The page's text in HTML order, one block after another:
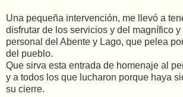
Una pequeña intervención, me llevó a
disfrutar de los servicios y del magnífico
personal del Abente y Lago, que pelea
del pueblo.
Que sirva esta entrada de homenaje al
y a todos los que lucharon porque haya
su cierre.